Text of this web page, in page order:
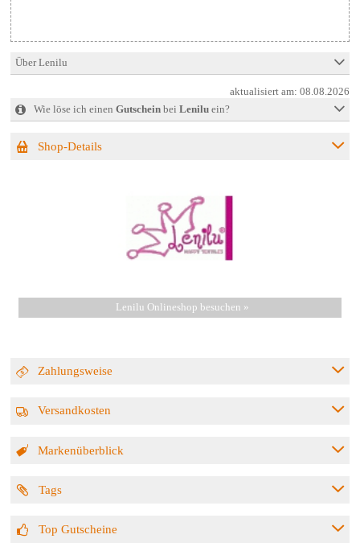
Über Lenilu
aktualisiert am:08.08.2026
Wie löse ich einen Gutscheinbei Leniluein?
Shop-Details
Lenilu Onlineshop besuchen »
Zahlungsweise
Versandkosten
Markenüberblick
Tags
Top Gutscheine